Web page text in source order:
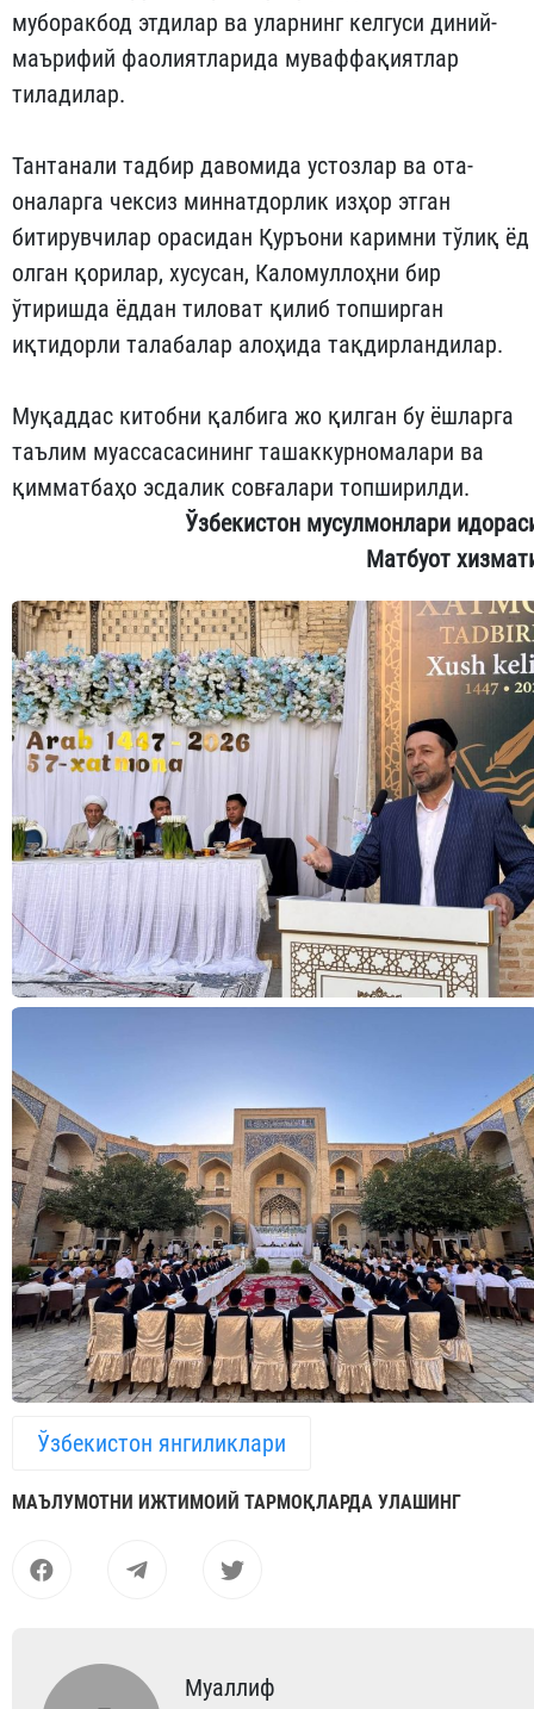
муборакбод этдилар ва уларнинг келгуси диний-
маърифий фаолиятларида муваффақиятлар
тиладилар.
Тантанали тадбир давомида устозлар ва ота-
оналарга чексиз миннатдорлик изҳор этган
битирувчилар орасидан Қуръони каримни тўлиқ ёд
олган қорилар, хусусан, Каломуллоҳни бир
ўтиришда ёддан тиловат қилиб топширган
иқтидорли талабалар алоҳида тақдирландилар.
Муқаддас китобни қалбига жо қилган бу ёшларга
таълим муассасасининг ташаккурномалари ва
қимматбаҳо эсдалик совғалари топширилди.
Ўзбекистон мусулмонлари
Матбуот
Ўзбекистон янгиликлари
МАЪЛУМОТНИ ИЖТИМОИЙ ТАРМОҚЛАРДА УЛАШИНГ
Муаллиф